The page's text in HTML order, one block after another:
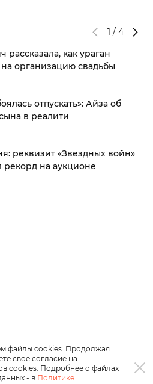
1 / 4
рассказала, как ураган
организацию свадьбы
отпускать»: Айза об
в реалити
реквизит «Звездных войн»
рекорд на аукционе
файлы cookies. Продолжая
свое согласие на
cookies. Подробнее о файлах
- в Политике